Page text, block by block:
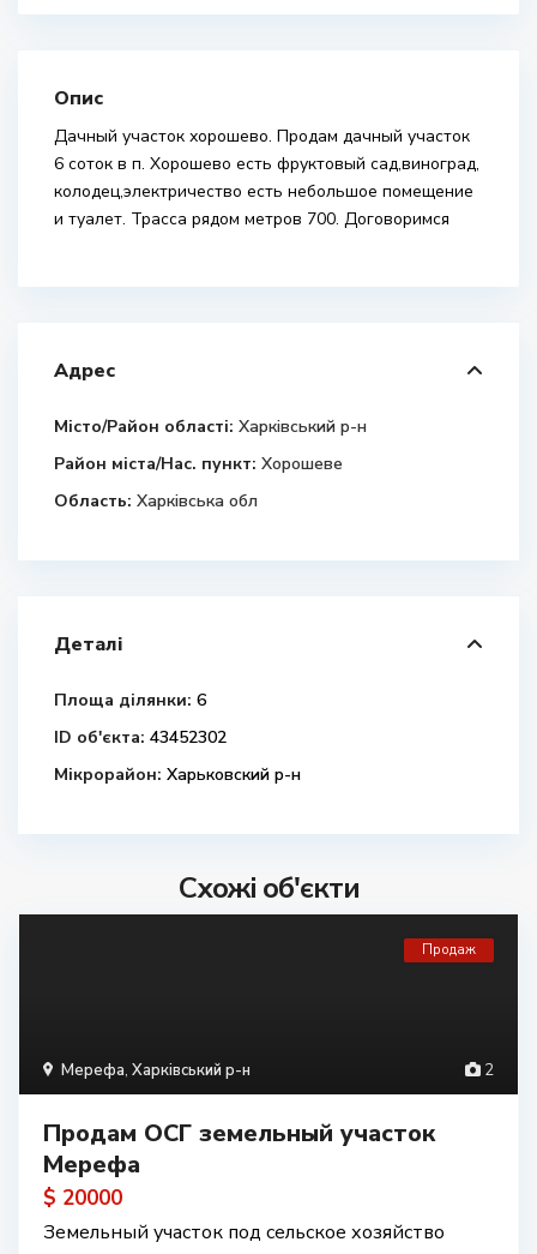
Опис
Дачный участок хорошево. Продам дачный участок
6 соток в п. Хорошево есть фруктовый сад,виноград,
колодец,электричество есть небольшое помещение
и туалет. Трасса рядом метров 700. Договоримся
Адрес
Місто/Район області: Харківський р-н
Район міста/Нас. пункт: Хорошеве
Область: Харківська обл
Деталі
Площа ділянки: 6
ID об'єкта: 43452302
Мікрорайон: Харьковский р-н
Схожі об'єкти
2
Мерефа, Харківський р-н
Продаж
Продам ОСГ земельный участок
Мерефа
$ 20000
Земельный участок под сельское хозяйство